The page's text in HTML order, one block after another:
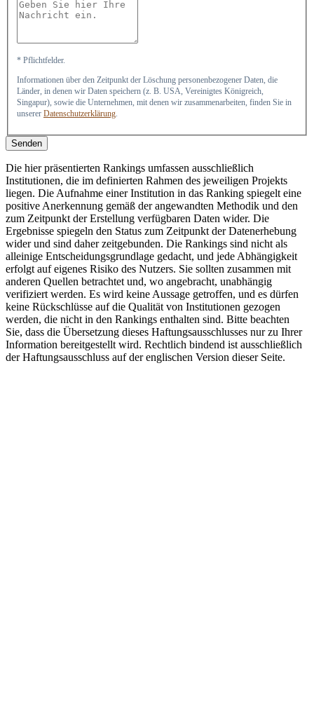
* Pflichtfelder.
Informationen über den Zeitpunkt der Löschung personenbezogener Daten, die
Länder, in denen wir Daten speichern (z. B. USA, Vereinigtes Königreich,
Singapur), sowie die Unternehmen, mit denen wir zusammenarbeiten, finden Sie in
unserer Datenschutzerklärung.
Senden
Die hier präsentierten Rankings umfassen ausschließlich
Institutionen, die im definierten Rahmen des jeweiligen Projekts
liegen. Die Aufnahme einer Institution in das Ranking spiegelt eine
positive Anerkennung gemäß der angewandten Methodik und den
zum Zeitpunkt der Erstellung verfügbaren Daten wider. Die
Ergebnisse spiegeln den Status zum Zeitpunkt der Datenerhebung
wider und sind daher zeitgebunden. Die Rankings sind nicht als
alleinige Entscheidungsgrundlage gedacht, und jede Abhängigkeit
erfolgt auf eigenes Risiko des Nutzers. Sie sollten zusammen mit
anderen Quellen betrachtet und, wo angebracht, unabhängig
verifiziert werden. Es wird keine Aussage getroffen, und es dürfen
keine Rückschlüsse auf die Qualität von Institutionen gezogen
werden, die nicht in den Rankings enthalten sind. Bitte beachten
Sie, dass die Übersetzung dieses Haftungsausschlusses nur zu Ihrer
Information bereitgestellt wird. Rechtlich bindend ist ausschließlich
der Haftungsausschluss auf der englischen Version dieser Seite.